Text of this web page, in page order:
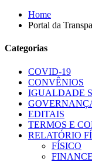
Home
Portal da
Categorias
COVID-19
CONVÊNIOS
IGUALDADE
EDITAIS
TERMOS E
RELATÓRIO
FÍSICO